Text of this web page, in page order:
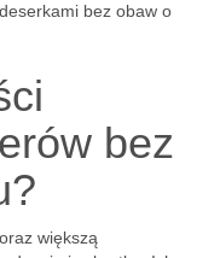
bez obaw o
bez
większą